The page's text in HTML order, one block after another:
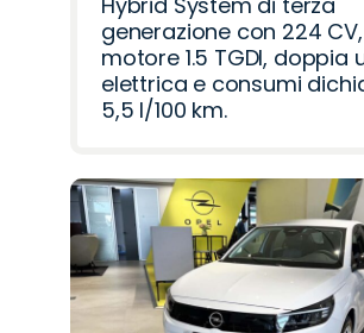
generazione con 224 CV,
motore 1.5 TGDI, doppia
elettrica e consumi
5,5 l/100 km.